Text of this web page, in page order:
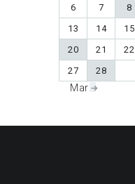
6
7 8
13
14 15
20
21 22
27
28
Mar »